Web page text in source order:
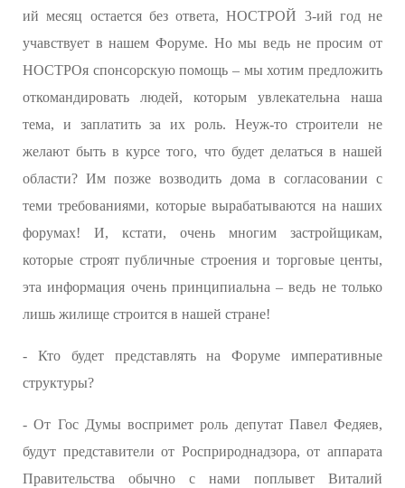
ий месяц остается без ответа, НОСТРОЙ 3-ий год не
учавствует в нашем Форуме. Но мы ведь не просим от
НОСТРОя спонсорскую помощь – мы хотим предложить
откомандировать людей, которым увлекательна наша
тема, и заплатить за их роль. Неуж-то строители не
желают быть в курсе того, что будет делаться в нашей
области? Им позже возводить дома в согласовании с
теми требованиями, которые вырабатываются на наших
форумах! И, кстати, очень многим застройщикам,
которые строят публичные строения и торговые центы,
эта информация очень принципиальна – ведь не только
лишь жилище строится в нашей стране!
- Кто будет представлять на Форуме императивные
структуры?
- От Гос Думы воспримет роль депутат Павел Федяев,
будут представители от Росприроднадзора, от аппарата
Правительства обычно с нами поплывет Виталий